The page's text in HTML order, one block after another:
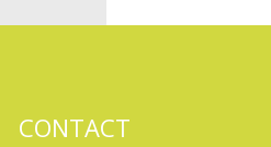
CONTACT